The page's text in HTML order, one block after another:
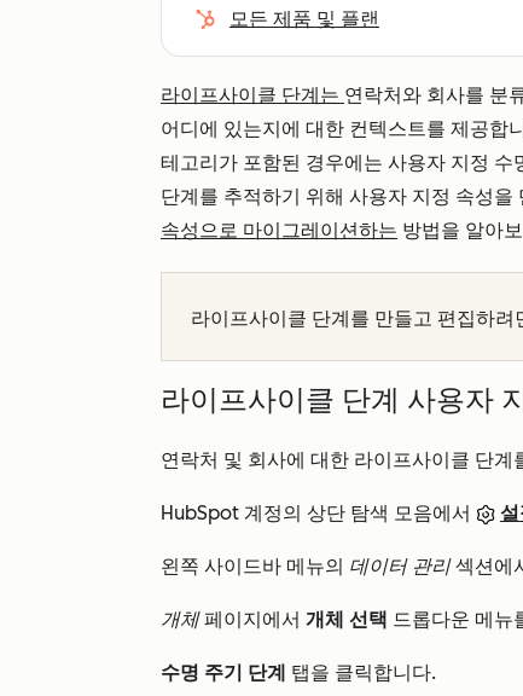
모든 제품 및 플랜
라이프사이클 단계는 연락처와 회사를 분
어디에 있는지에 대한 컨텍스트를 제공합
테고리가 포함된 경우에는 사용자 지정
단계를 추적하기 위해 사용자 지정 속성을
속성으로 마이그레이션하는 방법을 알아
라이프사이클 단계를 만들고 편집하려
라이프사이클 단계 사용자
연락처 및 회사에 대한 라이프사이클 단
HubSpot 계정의 상단 탐색 모음에서
왼쪽 사이드바 메뉴의 데이터 관리섹션에
개체페이지에서 개체 선택 드롭다운 메뉴
수명 주기 단계 탭을 클릭합니다.